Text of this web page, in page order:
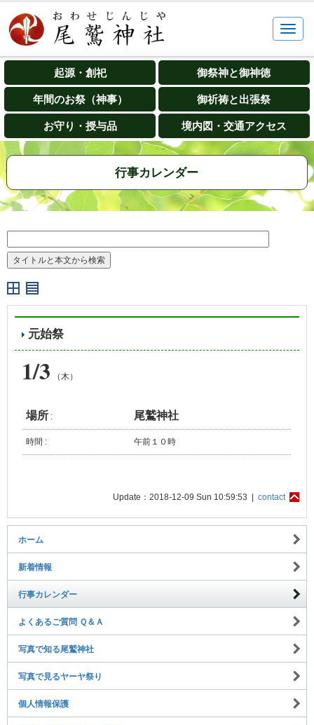
起源・創祀 御祭神と御神徳
年間のお祭（神事） 御祈祷と出張祭
お守り・授与品 境内図・交通アクセス
行事カレンダー
元始祭
1/3 （木）
場所 : 尾鷲神社
時間 : 午前１０時
Update：2018-12-09 Sun 10:59:53 | contact
ホーム
新着情報
行事カレンダー
よくあるご質問 Ｑ＆Ａ
写真で知る尾鷲神社
写真で見るヤーヤ祭り
個人情報保護